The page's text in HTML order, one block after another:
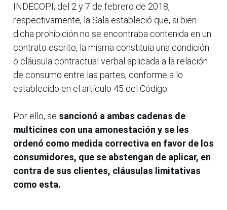
INDECOPI, del 2 y 7 de febrero de 2018,
respectivamente, la Sala estableció que, si bien
dicha prohibición no se encontraba contenida en un
contrato escrito, la misma constituía una condición
o cláusula contractual verbal aplicada a la relación
de consumo entre las partes, conforme a lo
establecido en el artículo 45 del Código.
Por ello, se sancionó a ambas cadenas de
multicines con una amonestación y se les
ordenó como medida correctiva en favor de los
consumidores, que se abstengan de aplicar, en
contra de sus clientes, cláusulas limitativas
como esta.